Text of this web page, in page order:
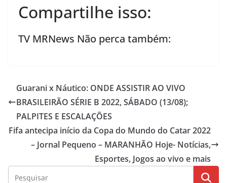
Compartilhe isso:
TV MRNews Não perca também:
Guarani x Náutico: ONDE ASSISTIR AO VIVO
BRASILEIRÃO SÉRIE B 2022, SÁBADO (13/08);
PALPITES E ESCALAÇÕES
Fifa antecipa início da Copa do Mundo do Catar 2022
– Jornal Pequeno – MARANHÃO Hoje- Notícias,
Esportes, Jogos ao vivo e mais